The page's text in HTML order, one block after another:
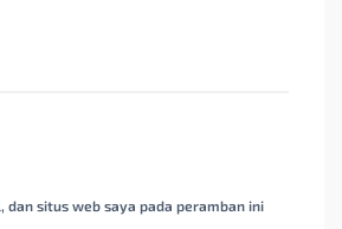
dan situs web saya pada peramban ini